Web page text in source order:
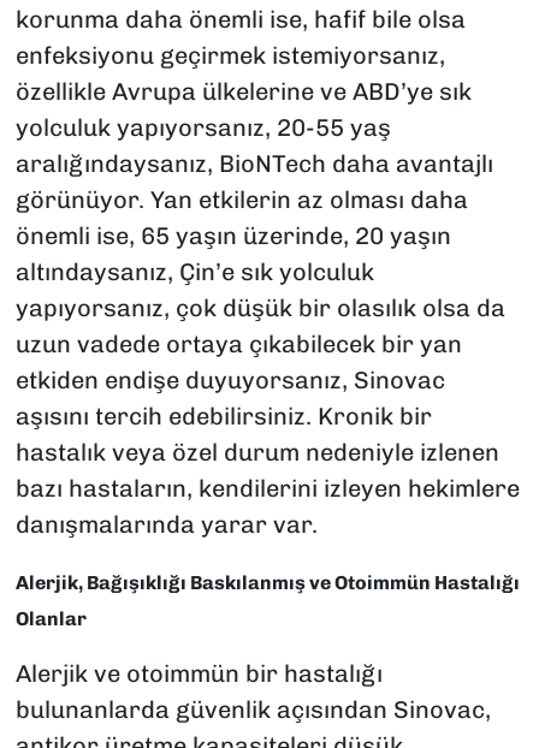
korunma daha önemli ise, hafif bile olsa
enfeksiyonu geçirmek istemiyorsanız,
özellikle Avrupa ülkelerine ve ABD’ye sık
yolculuk yapıyorsanız, 20-55 yaş
aralığındaysanız, BioNTech daha avantajlı
görünüyor. Yan etkilerin az olması daha
önemli ise, 65 yaşın üzerinde, 20 yaşın
altındaysanız, Çin’e sık yolculuk
yapıyorsanız, çok düşük bir olasılık olsa da
uzun vadede ortaya çıkabilecek bir yan
etkiden endişe duyuyorsanız, Sinovac
aşısını tercih edebilirsiniz. Kronik bir
hastalık veya özel durum nedeniyle izlenen
bazı hastaların, kendilerini izleyen hekimlere
danışmalarında yarar var.
Alerjik, Bağışıklığı Baskılanmış ve Otoimmün Hastalığı
Olanlar
Alerjik ve otoimmün bir hastalığı
bulunanlarda güvenlik açısından Sinovac,